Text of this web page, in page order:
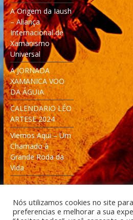
A Origem da Iaush
– Aliança
Internacional de
Xamanismo
Universal
A JORNADA
XAMANICA VOO
DA ÁGUIA
CALENDARIO LÉO
ARTESE 2024
Viemos Aqui – Um
Chamado à
Grande Roda da
Vida
Nós utilizamos cookies no site
preferencias e melhorar a sua